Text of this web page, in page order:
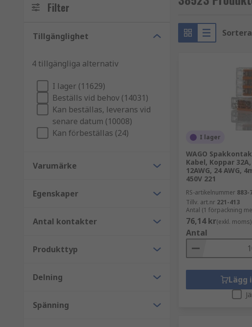
Fjäderklämmor använder en fjäderbelastad klämmekanism
Push-in-anslutning
Push-in-tekniken låter dig enkelt trycka in ledaren i
av en ändhylsa. Dessa är verktygsfria för snabb installation.
Vad är en DIN-skena kopplingsplint?
En av de vanligaste typerna av kopplingsplintar som
och trenivå. Plintarna klickas helt enkelt fast på skenan
RS tillhandahåller ett brett utbud av högpresterande
stilar och anslutningsmetoder. Några av de mest populära är
Kretskortsplintar.
Fördelningsblock och anslutningsblock.
Filter
Tillgänglighet
4 tillgängliga alternativ
I lager (11629)
Beställs vid behov (14031)
Kan beställas, leverans vid
senare datum (10008)
Kan förbeställas (24)
Varumärke
Egenskaper
Antal kontakter
Produkttyp
Delning
Spänning
I lager
WAGO
Kabel, Koppar
12AWG, 24 AWG,
450V 221
RS-artikelnummer 883-
Tillv. art.nr 221-413
Antal (1 förpackning
76,14 kr(exkl. moms)
Antal
Lägg